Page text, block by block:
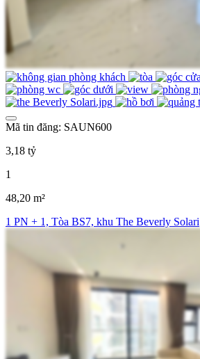
Mã tin đăng: SAUN600
3,18 tỷ
1
48,20 m²
1 PN + 1, Tòa BS7, khu The Beverly Solari